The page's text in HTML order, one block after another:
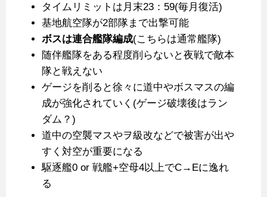
タイムリミットは月末23：59(毎月復活)
基地航空隊が2部隊まで出撃可能
ボスは連合艦隊編成(こちらは通常艦隊)
随伴艦隊をある程度削らないと夜戦で敵本
隊と戦えない
ゲージを削ると徐々に道中やボスマスの編
成が強化されていく(ゲージ破壊後はラン
ダム？)
道中の空襲マスやヲ級改などで被害が出や
すく対空が重要になる
駆逐艦0 or 戦艦+空母4以上でC→Eに逸れ
る